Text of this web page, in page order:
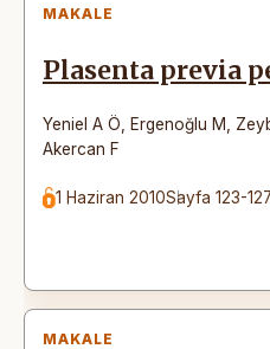
MAKALE
Plasenta previa
Yeniel A Ö Ergenoğlu M
Akercan F
1 Haziran 2010Sayfa 123-127
MAKALE